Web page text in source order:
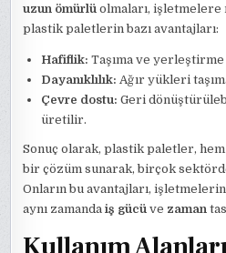
uzun ömürlü olmaları, işletmelere
plastik paletlerin bazı avantajları:
Hafiflik: Taşıma ve yerleştirme
Dayanıklılık: Ağır yükleri
Çevre dostu: Geri
üretilir.
Sonuç olarak, plastik paletler,
bir çözüm sunarak, birçok
Onların bu avantajları,
aynı zamandaiş gücü ve zaman